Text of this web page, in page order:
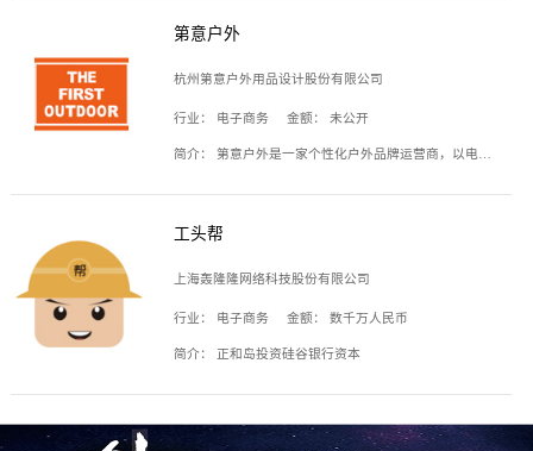
第意户外
杭州第意户外用品设计股份有限公司
行业： 电子商务 金额： 未公开
简介： 第意户外是一家个性化户外品牌运营商，以电子商务为主要载体，主要从事户外产品的设计、生产、销售业务，产品包含冲锋衣、户外鞋、户外背包等。
工头帮
上海轰隆隆网络科技股份有限公司
行业： 电子商务 金额： 数千万人民币
简介： 正和岛投资硅谷银行资本